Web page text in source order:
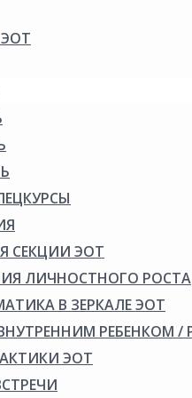
СЕКЦИИ ЭОТ
ЛИЧНОСТНОГО РОСТА
В ЗЕРКАЛЕ ЭОТ
РЕБЕНКОМ /
ЭОТ